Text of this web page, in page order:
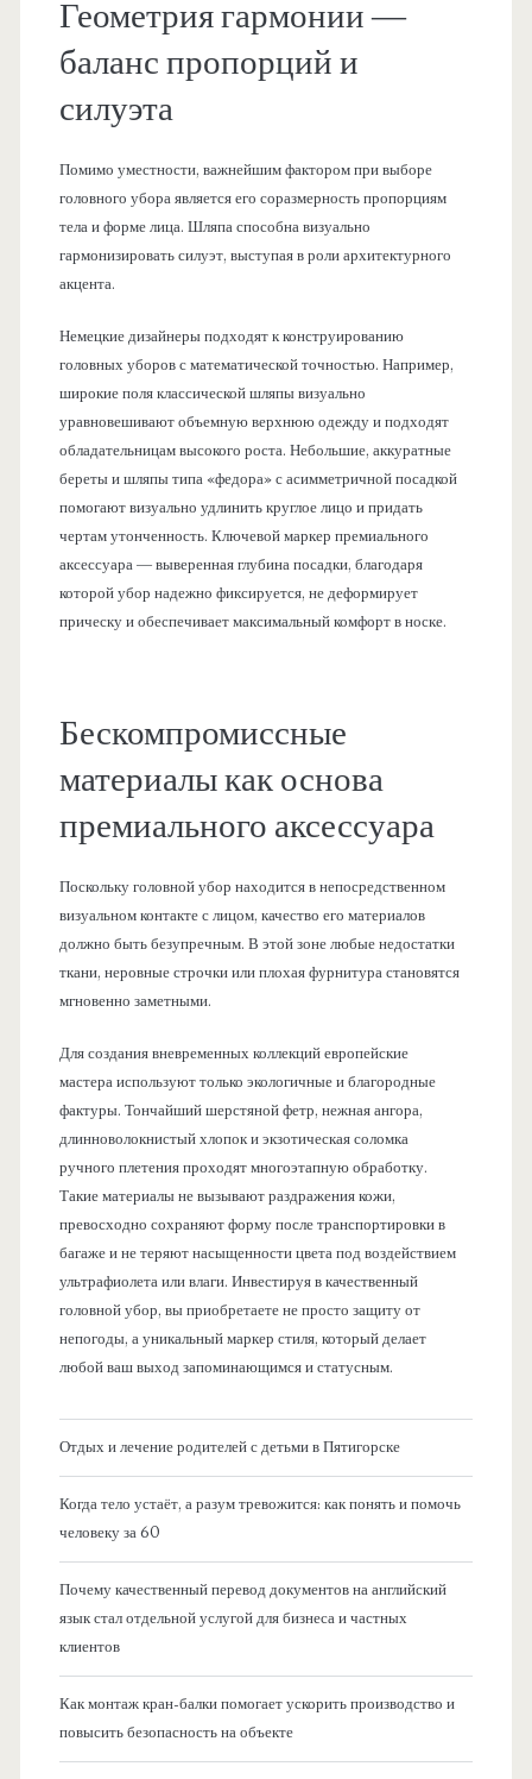
Геометрия гармонии —
баланс пропорций и
силуэта
Помимо уместности, важнейшим фактором при выборе
головного убора является его соразмерность пропорциям
тела и форме лица. Шляпа способна визуально
гармонизировать силуэт, выступая в роли архитектурного
акцента.
Немецкие дизайнеры подходят к конструированию
головных уборов с математической точностью. Например,
широкие поля классической шляпы визуально
уравновешивают объемную верхнюю одежду и подходят
обладательницам высокого роста. Небольшие, аккуратные
береты и шляпы типа «федора» с асимметричной посадкой
помогают визуально удлинить круглое лицо и придать
чертам утонченность. Ключевой маркер премиального
аксессуара — выверенная глубина посадки, благодаря
которой убор надежно фиксируется, не деформирует
прическу и обеспечивает максимальный комфорт в носке.
Бескомпромиссные
материалы как основа
премиального аксессуара
Поскольку головной убор находится в непосредственном
визуальном контакте с лицом, качество его материалов
должно быть безупречным. В этой зоне любые недостатки
ткани, неровные строчки или плохая фурнитура становятся
мгновенно заметными.
Для создания вневременных коллекций европейские
мастера используют только экологичные и благородные
фактуры. Тончайший шерстяной фетр, нежная ангора,
длинноволокнистый хлопок и экзотическая соломка
ручного плетения проходят многоэтапную обработку.
Такие материалы не вызывают раздражения кожи,
превосходно сохраняют форму после транспортировки в
багаже и не теряют насыщенности цвета под воздействием
ультрафиолета или влаги. Инвестируя в качественный
головной убор, вы приобретаете не просто защиту от
непогоды, а уникальный маркер стиля, который делает
любой ваш выход запоминающимся и статусным.
Отдых и лечение родителей с детьми в Пятигорске
Когда тело устаёт, а разум тревожится: как понять и помочь
человеку за 60
Почему качественный перевод документов на английский
язык стал отдельной услугой для бизнеса и частных
клиентов
Как монтаж кран-балки помогает ускорить производство и
повысить безопасность на объекте